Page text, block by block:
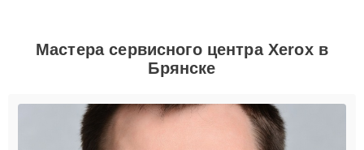
Мастера сервисного центра Xerox в
Брянске